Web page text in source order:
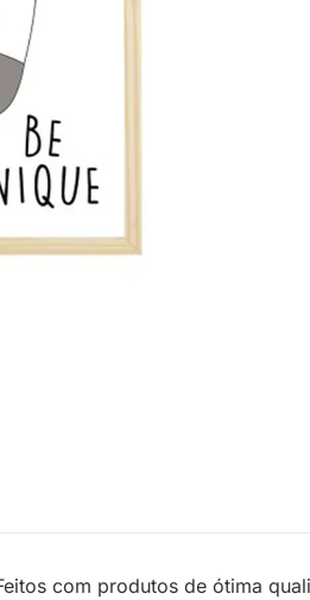
com produtos de ótima